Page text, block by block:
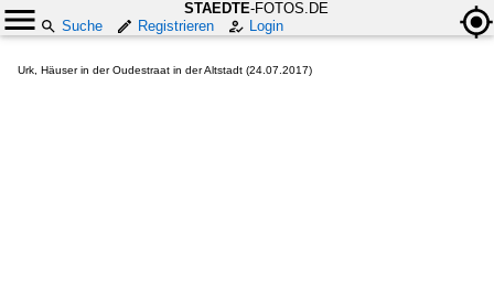
STAEDTE-FOTOS.DE
Suche
Registrieren Login
Urk, Häuser in der Oudestraat in der Altstadt (24.07.2017)